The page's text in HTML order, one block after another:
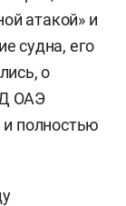
атакой» и
судна, его
о
ОАЭ
и полностью